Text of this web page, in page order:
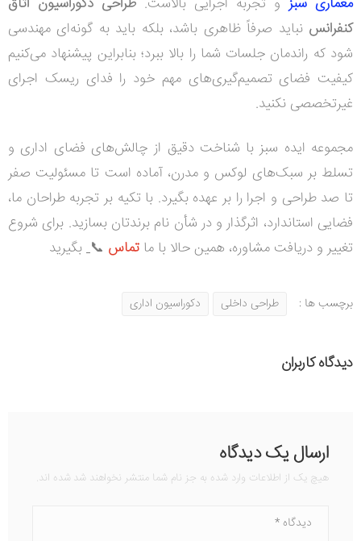
معماری سبزو تجربه اجرایی بالاست. طراحی دکوراسیون اتاق
کنفرانس نباید صرفاً ظاهری باشد، بلکه باید به گونه‌ای مهندسی
شود که راندمان جلسات شما را بالا ببرد؛ بنابراین پیشنهاد می‌کنیم
کیفیت فضای تصمیم‌گیری‌های مهم خود را فدای ریسک اجرای
غیرتخصصی نکنید.
مجموعه ایده سبز با شناخت دقیق از چالش‌های فضای اداری و
تسلط بر سبک‌های لوکس و مدرن، آماده است تا مسئولیت صفر
تا صد طراحی و اجرا را بر عهده بگیرد. با تکیه بر تجربه طراحان ما،
فضایی استاندارد، اثرگذار و در شأن نام برندتان بسازید. برای شروع
تغییر و دریافت مشاوره، همین حالا با ما تماس 📞 بگیرید
برچسب ها : طراحی داخلی دکوراسیون اداری
دیدگاه کاربران
ارسال یک دیدگاه
هیچ یک از اطلاعات وارد شده به جز نام شما منتشر نخواهند شد شده اند.